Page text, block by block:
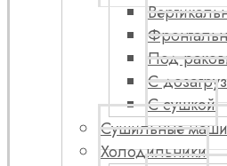
Под
С
С сушкой
Сушильные
Холодильники